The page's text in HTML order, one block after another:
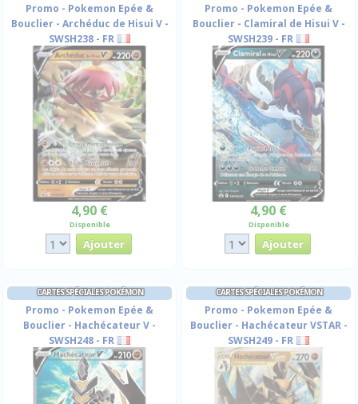
Promo - Pokemon Epée &
Bouclier - Archéduc de Hisui V -
SWSH238 - FR
4,90 €
Disponible
Promo - Pokemon Epée &
Bouclier - Clamiral de Hisui V -
SWSH239 - FR
4,90 €
Disponible
CARTES SPÉCIALES POKÉMON
Promo - Pokemon Epée &
Bouclier - Hachécateur V -
SWSH248 - FR
CARTES SPÉCIALES POKÉMON
Promo - Pokemon Epée &
Bouclier - Hachécateur VSTAR -
SWSH249 - FR